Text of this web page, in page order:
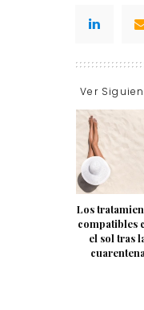
Ver
Los
compatibles
el sol tras
cuarentena